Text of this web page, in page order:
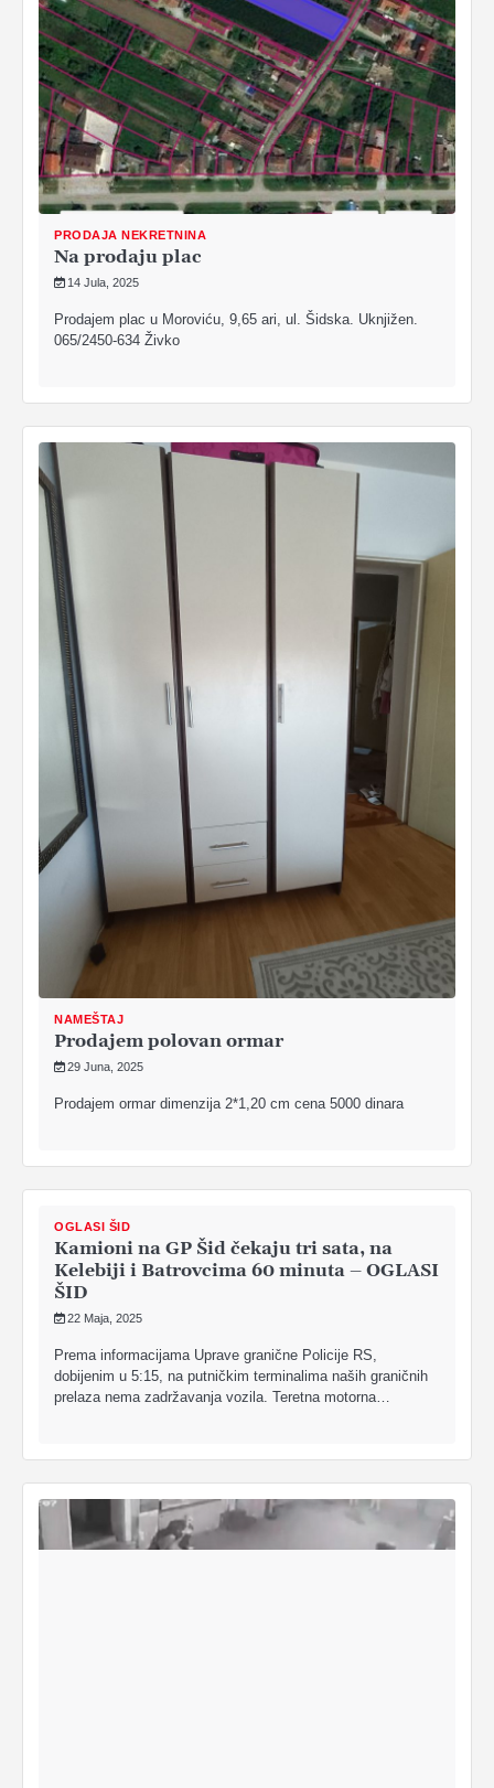
PRODAJA NEKRETNINA
Na prodaju plac
14 Jula, 2025
Prodajem plac u Moroviću, 9,65 ari, ul. Šidska. Uknjižen.
065/2450-634 Živko
NAMEŠTAJ
Prodajem polovan ormar
29 Juna, 2025
Prodajem ormar dimenzija 2*1,20 cm cena 5000 dinara
OGLASI ŠID
Kamioni na GP Šid čekaju tri sata, na
Kelebiji i Batrovcima 60 minuta – OGLASI
ŠID
22 Maja, 2025
Prema informacijama Uprave granične Policije RS,
dobijenim u 5:15, na putničkim terminalima naših graničnih
prelaza nema zadržavanja vozila. Teretna motorna…